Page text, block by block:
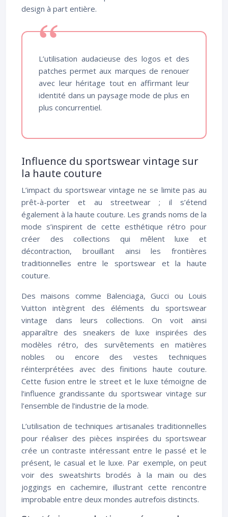
design à part entière.
L’utilisation audacieuse des logos et des
patches permet aux marques de renouer
avec leur héritage tout en affirmant leur
identité dans un paysage mode de plus en
plus concurrentiel.
Influence du sportswear vintage sur
la haute couture
L’impact du sportswear vintage ne se limite pas au
prêt-à-porter et au streetwear ; il s’étend
également à la haute couture. Les grands noms de la
mode s’inspirent de cette esthétique rétro pour
créer des collections qui mêlent luxe et
décontraction, brouillant ainsi les frontières
traditionnelles entre le sportswear et la haute
couture.
Des maisons comme Balenciaga, Gucci ou Louis
Vuitton intègrent des éléments du sportswear
vintage dans leurs collections. On voit ainsi
apparaître des sneakers de luxe inspirées des
modèles rétro, des survêtements en matières
nobles ou encore des vestes techniques
réinterprétées avec des finitions haute couture.
Cette fusion entre le street et le luxe témoigne de
l’influence grandissante du sportswear vintage sur
l’ensemble de l’industrie de la mode.
L’utilisation de techniques artisanales traditionnelles
pour réaliser des pièces inspirées du sportswear
crée un contraste intéressant entre le passé et le
présent, le casual et le luxe. Par exemple, on peut
voir des sweatshirts brodés à la main ou des
joggings en cachemire, illustrant cette rencontre
improbable entre deux mondes autrefois distincts.